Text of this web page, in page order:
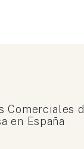
Comerciales
en España